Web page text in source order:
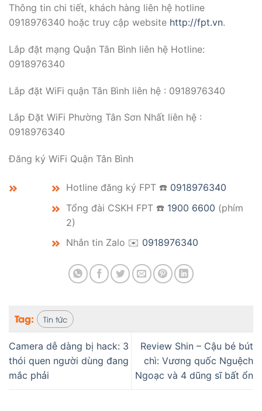
Thông tin chi tiết, khách hàng liên hệ hotline
0918976340 hoặc truy cập website http://fpt.vn.
Lắp đặt mạng Quận Tân Bình liên hệ Hotline:
0918976340
Lắp đặt WiFi quận Tân Bình liên hệ : 0918976340
Lắp Đặt WiFi Phường Tân Sơn Nhất liên hệ :
0918976340
Đăng ký WiFi Quận Tân Bình
Hotline đăng ký FPT ☎️ 0918976340
Tổng đài CSKH FPT ☎️ 1900 6600 (phím
2)
Nhắn tin Zalo ✉️ 0918976340
Tag: Tin tức
Camera dễ dàng bị hack: 3
thói quen người dùng đang
mắc phải
Review Shin – Cậu bé bút
chì: Vương quốc Nguệch
Ngoạc và 4 dũng sĩ bất ổn